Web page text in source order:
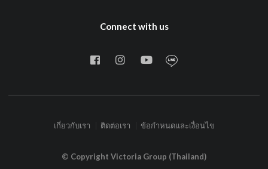
Connect with us
เกี่ยวกับเรา ติดต่อเรา ข้อกำหนดและเงื่อนไข
© Copyright Victoria Group (Thailand)